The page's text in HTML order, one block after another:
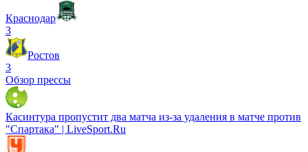
Краснодар
3
Ростов
3
Обзор прессы
Касинтура пропустит два матча из-за удаления в матче против
"Спартака" | LiveSport.Ru